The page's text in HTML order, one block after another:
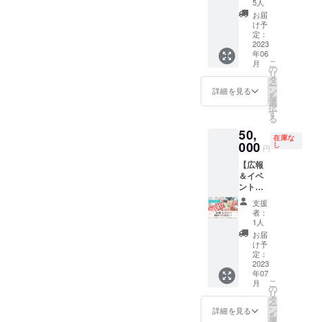
は場所
の変更
をお願
いする
場合が
ござい
ます。
者の方
とお食
場合は
飲食費
を別途
頂戴し
ます。
★都合
により
直近の
日程で
はご要
望に沿
えない
場合が
ござい
解の程
レスの
ご登録
をお願
いしま
す。 ★
京都駅
からの
行き帰
深夜の
場合は
を別途
頂戴し
ます。
（宿
泊費は
最大で
前後１
泊まで
請求さ
せてい
ただき
ます）
時間が
受講日
程はプ
ロジェ
クト終
了後
メール
にて調
整させ
で、連
絡のつ
きやす
いメー
ルアド
レスの
ご登録
をお願
いしま
す。 ◆
注意 ★
ご相談
の結果
出た損
失等に
つきま
しては
クを掲
載しま
す。 ・
掲載期
間：１
年間
（2023
年7月1
SNS発
信回
数：５
回まで
（１年
以内に
ご使用
くださ
い） ◆
注意 ★
インス
タの
@kyod
aibodog
eとは別
の企業
発信用
営のご
相談も
承りま
す。 ◆
詳細 当
店で企
業説明
会など
えま
す。 ま
た、セ
ミナー
の会場
として
の利用
も可能
です。
最大で
６時間
までイ
ベント
会場と
して使
用でき
ます。
料》】
◆内容
４人以
下のグ
ループ
でご来
店され
た際、
無料で
３時間
べま
す！ 当
日はド
リンク
も無料
で何杯
でもお
飲みい
ただけ
ます！
◆詳細
平日・
休日ど
ちらで
もご使
用可能
です。
お届
け予
定：
2023
年06
月
詳細を見る
こ
の
リ
タ
ー
ン
を
選
択
す
る
50,
000 円
在庫な
し
【広報
＆イベ
ント開
催させ
て下さ
い！】
◆内容
希望の
ボード
ゲーム
を用い
てイベ
ントを
開催さ
せてい
支援
者：
1人
お届
け予
定：
2023
年07
月
詳細を見る
こ
の
リ
タ
ー
ン
を